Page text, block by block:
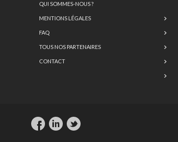
QUI SOMMES-NOUS ?
MENTIONS LÉGALES
FAQ
TOUS NOS PARTENAIRES
CONTACT